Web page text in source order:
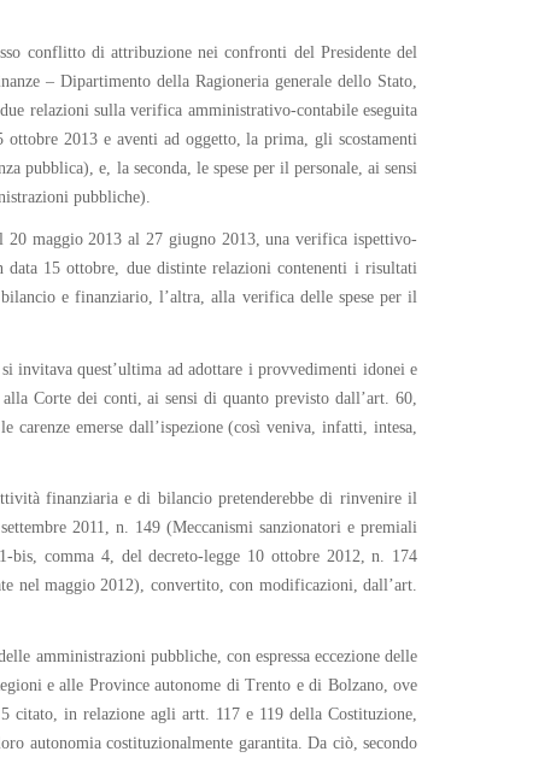
conflitto di attribuzione nei confronti del Presidente del
– Dipartimento della Ragioneria generale dello Stato,
relazioni sulla verifica amministrativo-contabile eseguita
2013 e aventi ad oggetto, la prima, gli scostamenti
pubblica), e, la seconda, le spese per il personale, ai sensi
pubbliche).
20 maggio 2013 al 27 giugno 2013, una verifica ispettivo-
data 15 ottobre, due distinte relazioni contenenti i risultati
e finanziario, l’altra, alla verifica delle spese per il
invitava quest’ultima ad adottare i provvedimenti idonei e
Corte dei conti, ai sensi di quanto previsto dall’art. 60,
emerse dall’ispezione (così veniva, infatti, intesa,
finanziaria e di bilancio pretenderebbe di rinvenire il
2011, n. 149 (Meccanismi sanzionatori e premiali
comma 4, del decreto-legge 10 ottobre 2012, n. 174
nel maggio 2012), convertito, con modificazioni, dall’art.
amministrazioni pubbliche, con espressa eccezione delle
e alle Province autonome di Trento e di Bolzano, ove
in relazione agli artt. 117 e 119 della Costituzione,
autonomia costituzionalmente garantita. Da ciò, secondo